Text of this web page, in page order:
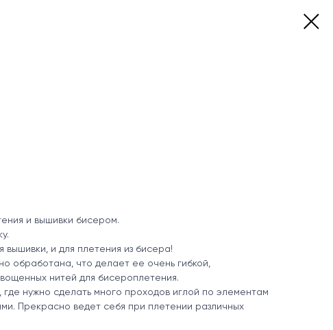
и вышивки бисером.
и для плетения из бисера!
обработана, что делает ее очень гибкой,
нитей для бисероплетения.
нужно сделать много проходов иглой по элементам
Прекрасно ведет себя при плетении различных